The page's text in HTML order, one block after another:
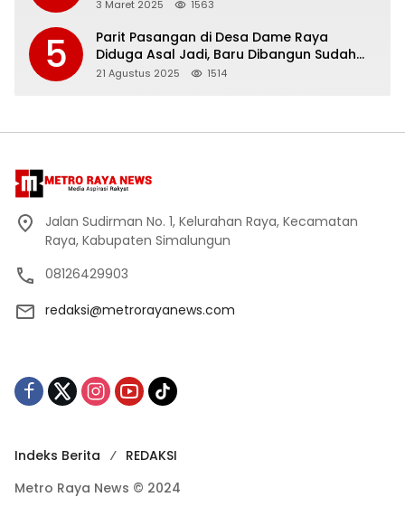
3 Maret 2025 1563
5
Parit Pasangan di Desa Dame Raya
Diduga Asal Jadi, Baru Dibangun Sudah
Retak, Bupati Anton Saragih Diminta
21 Agustus 2025 1514
Jalan Sudirman No. 1, Kelurahan Raya, Kecamatan
Raya, Kabupaten Simalungun
08126429903
redaksi@metrorayanews.com
Indeks Berita
REDAKSI
Metro Raya News © 2024